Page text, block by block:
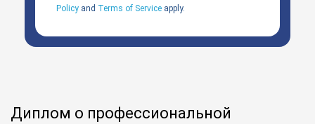
Policy and Terms of Service apply.
Диплом о профессиональной